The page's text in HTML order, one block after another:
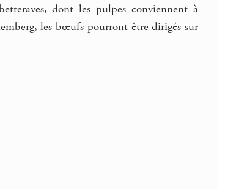
dont les pulpes conviennent à
les bœufs pourront être dirigés sur